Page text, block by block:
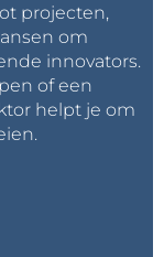
projecten,
om
innovators.
of een
helpt je om